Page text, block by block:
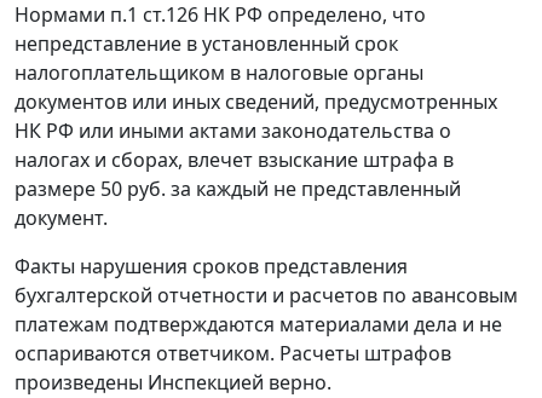
Нормами п.1 ст.126 НК РФ определено, что
непредставление в установленный срок
налогоплательщиком в налоговые органы
документов или иных сведений, предусмотренных
НК РФ или иными актами законодательства о
налогах и сборах, влечет взыскание штрафа в
размере 50 руб. за каждый не представленный
документ.
Факты нарушения сроков представления
бухгалтерской отчетности и расчетов по авансовым
платежам подтверждаются материалами дела и не
оспариваются ответчиком. Расчеты штрафов
произведены Инспекцией верно.